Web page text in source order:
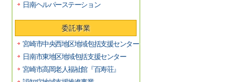
日南ヘルパーステーション
委託事業
宮崎市中央西地区地域包括支援センター
日南市東地区地域包括支援センター
宮崎市高岡老人福祉館『百寿荘』